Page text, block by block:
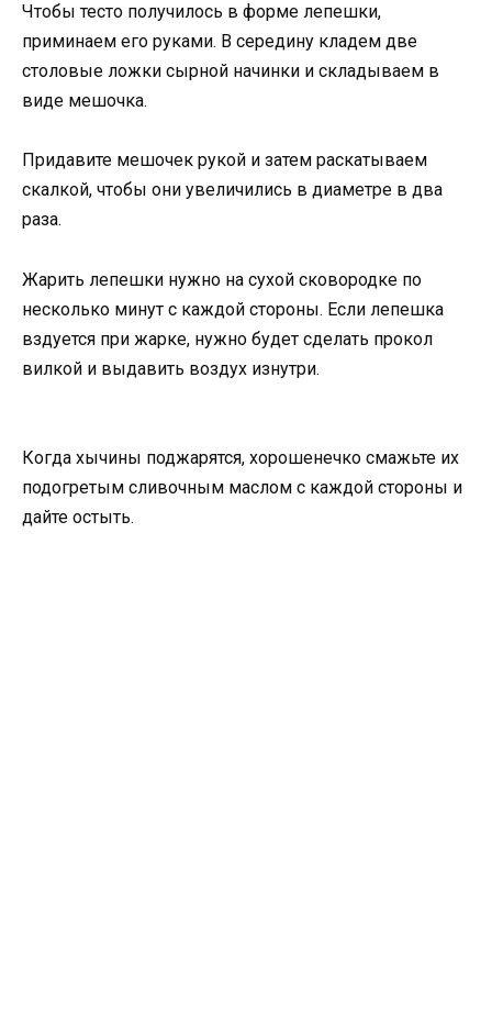
Чтобы тесто получилось в форме лепешки,
приминаем его руками. В середину кладем две
столовые ложки сырной начинки и складываем в
виде мешочка.
Придавите мешочек рукой и затем раскатываем
скалкой, чтобы они увеличились в диаметре в два
раза.
Жарить лепешки нужно на сухой сковородке по
несколько минут с каждой стороны. Если лепешка
вздуется при жарке, нужно будет сделать прокол
вилкой и выдавить воздух изнутри.
Когда хычины поджарятся, хорошенечко смажьте их
подогретым сливочным маслом с каждой стороны и
дайте остыть.